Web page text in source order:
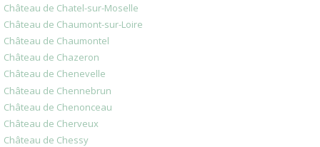
Château de Chatel-sur-Moselle
Château de Chaumont-sur-Loire
Château de Chaumontel
Château de Chazeron
Château de Chenevelle
Château de Chennebrun
Château de Chenonceau
Château de Cherveux
Château de Chessy